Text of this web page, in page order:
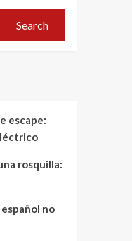
Search
escape:
rosquilla:
no